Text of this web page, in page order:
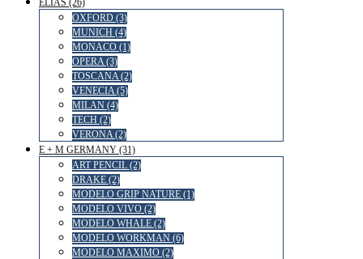
OXFORD (3)
MUNICH (4)
MONACO (1)
OPERA (3)
TOSCANA (2)
VENECIA (5)
MILAN (4)
TECH (2)
VERONA (2)
E + M GERMANY (31)
ART PENCIL (2)
DRAKE (2)
MODELO GRIP NATURE (1)
MODELO VIVO (2)
MODELO WHALE (2)
MODELO WORKMAN (6)
MODELO MAXIMO (2)